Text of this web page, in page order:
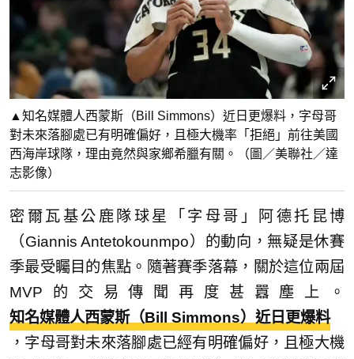
▲知名媒體人西蒙斯（Bill Simmons）近日更爆料，字母哥
對未來落腳處已有明確偏好，且極大機率「拒絕」前往美國
西海岸球隊，理由竟然與家鄉希臘有關。（圖／美聯社／達
志影像）
密爾瓦基公鹿隊球星「字母哥」阿德托昆博
（Giannis Antetokounmpo）的動向，無疑是休賽
季最受矚目的焦點。隨著賽季落幕，關於這位兩屆
MVP的交易傳聞再度甚囂塵上。
知名媒體人西蒙斯（Bill Simmons）近日更爆料
，字母哥對未來落腳處已經有明確偏好，且極大機